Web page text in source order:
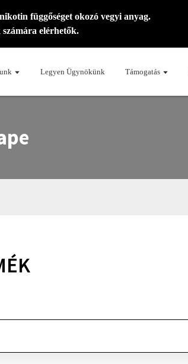
függőséget okozó vegyi anyag.
elérhetők.
Legyen Ügynökünk Támogatás